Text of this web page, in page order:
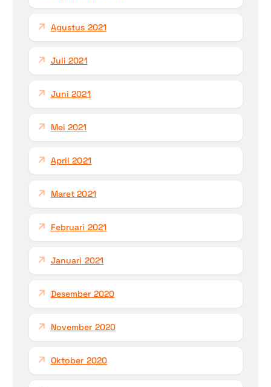
Agustus 2021
Juli 2021
Juni 2021
Mei 2021
April 2021
Maret 2021
Februari 2021
Januari 2021
Desember 2020
November 2020
Oktober 2020